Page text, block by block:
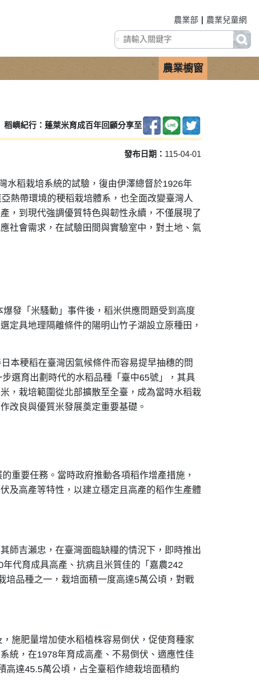
::: 農業櫥窗
農業部 農業兒童網
:::
稻嶼紀行：蓬萊米育成百年回顧分享至
發布日期： 115-04-01
水稻栽培系統的試驗，復由伊澤總督於1926年
熱帶環境的稉稻栽培體系，也全面改變臺灣人
，到現代強調優質特色與韌性永續，不僅展現了
社會需求，在試驗田間與實驗室中，對土地、氣
發「米騷動」事件後，稻米供應問題受到高度
定具地理隔離條件的陽明山竹子湖設立原種田，
本稉稻在臺灣因氣候條件而容易提早抽穗的問
選育出劃時代的水稻品種「臺中65號」，其具
，栽培範圍從北部擴散至全臺，成為當時水稻栽
改良與優質米發展奠定重要基礎。
重要任務。當時政府推動各項稻作增產措施，
及高產等特性，以建立穩定且高產的稻作生產體
師吉瀨忠，在臺灣面臨缺糧的情況下，即時推出
代育成具高產、抗病且米質佳的「嘉農242
培品種之一，栽培面積一度高達5萬公頃，對戰
施肥量增加使水稻植株容易倒伏，促使育種家
統，在1978年育成高產、不易倒伏、適應性佳
高達45.5萬公頃，占全臺稻作總栽培面積約